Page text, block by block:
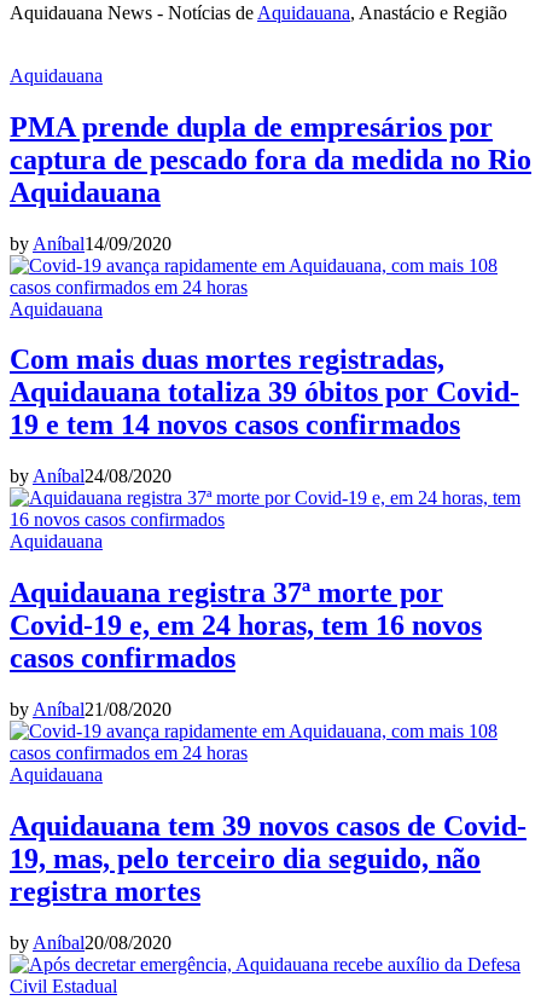
Aquidauana News - Notícias de Aquidauana, Anastácio e Região
Aquidauana
PMA prende dupla de empresários por
captura de pescado fora da medida no Rio
Aquidauana
by Aníbal14/09/2020
Aquidauana
Com mais duas mortes registradas,
Aquidauana totaliza 39 óbitos por Covid-
19 e tem 14 novos casos confirmados
by Aníbal24/08/2020
Aquidauana
Aquidauana registra 37ª morte por
Covid-19 e, em 24 horas, tem 16 novos
casos confirmados
by Aníbal21/08/2020
Aquidauana
Aquidauana tem 39 novos casos de Covid-
19, mas, pelo terceiro dia seguido, não
registra mortes
by Aníbal20/08/2020